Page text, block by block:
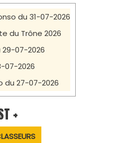
du 31-07-2026
du Trône 2026
07-2026
07-2026
du 27-07-2026
+